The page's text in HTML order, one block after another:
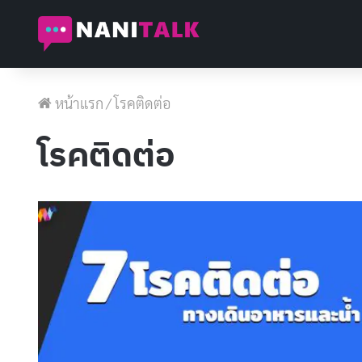
หน้าแรก/โรคติดต่อ
โรคติดต่อ